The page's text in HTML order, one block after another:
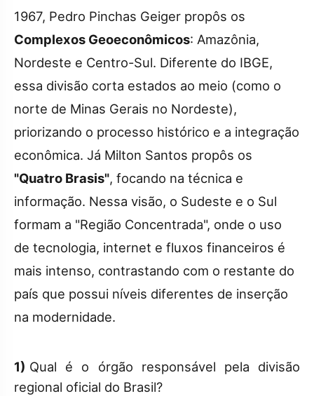
1967, Pedro Pinchas Geiger propôs os
Complexos Geoeconômicos: Amazônia,
Nordeste e Centro-Sul. Diferente do IBGE,
essa divisão corta estados ao meio (como o
norte de Minas Gerais no Nordeste),
priorizando o processo histórico e a integração
econômica. Já Milton Santos propôs os
"Quatro Brasis", focando na técnica e
informação. Nessa visão, o Sudeste e o Sul
formam a "Região Concentrada", onde o uso
de tecnologia, internet e fluxos financeiros é
mais intenso, contrastando com o restante do
país que possui níveis diferentes de inserção
na modernidade.
1) Qual é o órgão responsável pela divisão
regional oficial do Brasil?